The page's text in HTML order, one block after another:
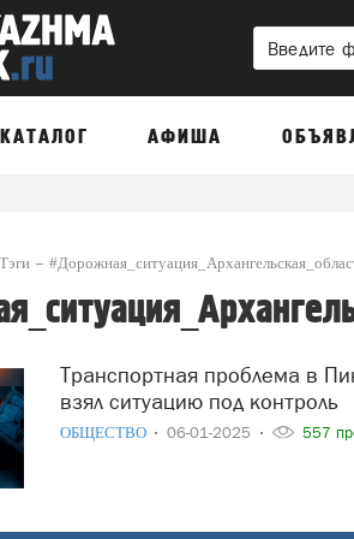
КАТАЛОГ АФИША
Тэги
Транспортная проблема в Пинежском районе: глава СК
взял ситуацию под контроль
ОБЩЕСТВО 06-01-2025 557